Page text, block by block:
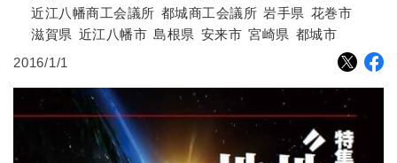
近江八幡商工会議所 都城商工会議所 岩手県 花巻市
滋賀県 近江八幡市 島根県 安来市 宮崎県 都城市
2016/1/1